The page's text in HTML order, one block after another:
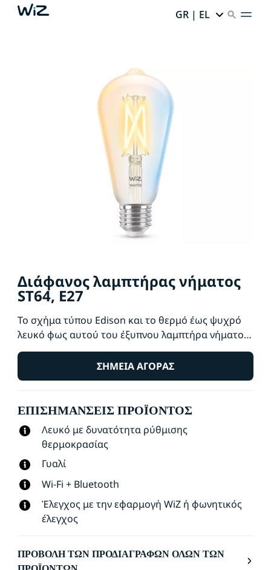
GR | EL
Διάφανος λαμπτήρας νήματος
ST64, E27
Το σχήμα τύπου Edison και το θερμό έως ψυχρό
λευκό φως αυτού του έξυπνου λαμπτήρα νήματος
WiZ δίνει μια vintage εμφάνιση σε κάθε χώρο.
Χρησιμοποιήστε την εφαρμογή WiZ ή τη φωνή σας
για να μειώσετε και να αυξήσετε την ένταση τους
προκαθορισμένες λειτουργίες φωτισμού σε
ΣΗΜΕΊΑ ΑΓΟΡΆΣ
ΕΠΙΣΗΜΆΝΣΕΙΣ ΠΡΟΪΌΝΤΟΣ
Λευκό με δυνατότητα ρύθμισης
θερμοκρασίας
Γυαλί
Wi-Fi + Bluetooth
Έλεγχος με την εφαρμογή WiZ ή φωνητικός
έλεγχος
ΠΡΟΒΟΛΉ ΤΩΝ ΠΡΟΔΙΑΓΡΑΦΏΝ ΌΛΩΝ ΤΩΝ